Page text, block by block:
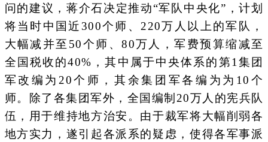
问的建议，蒋介石决定推动“军队中央化”，计划
将当时中国近300个师、220万人以上的军队，
大幅减并至50个师、80万人，军费预算缩减至
全国税收的40%，其中属于中央体系的第1集团
军改编为20个师，其余集团军各编为为10个
师。除了各集团军外，全国编制20万人的宪兵队
伍，用于维持地方治安。由于裁军将大幅削弱各
地方实力，遂引起各派系的疑虑，使得各军事派